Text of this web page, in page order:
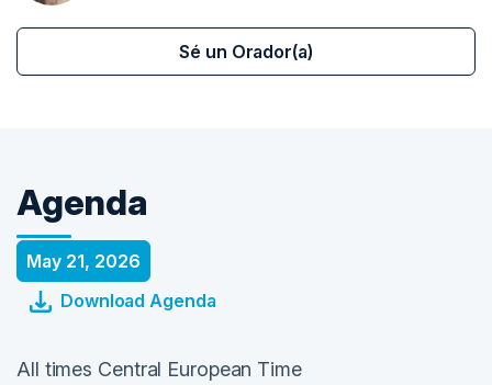
Sé un Orador(a)
Agenda
May 21, 2026
Download Agenda
All times Central European Time